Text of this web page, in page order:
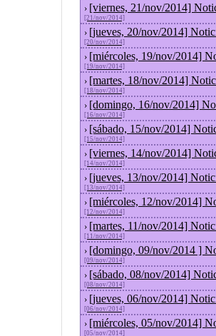
› [viernes, 21/nov/2014]
[21/nov/2014]
› [jueves, 20/nov/2014]
[20/nov/2014]
› [miércoles, 19/nov/2014]
[19/nov/2014]
› [martes, 18/nov/2014]
[18/nov/2014]
› [domingo, 16/nov/2014]
[16/nov/2014]
› [sábado, 15/nov/2014]
[15/nov/2014]
› [viernes, 14/nov/2014]
[14/nov/2014]
› [jueves, 13/nov/2014]
[13/nov/2014]
› [miércoles, 12/nov/2014]
[12/nov/2014]
› [martes, 11/nov/2014]
[11/nov/2014]
› [domingo, 09/nov/2014 ]
[09/nov/2014]
› [sábado, 08/nov/2014]
[08/nov/2014]
› [jueves, 06/nov/2014]
[06/nov/2014]
› [miércoles, 05/nov/2014]
[05/nov/2014]